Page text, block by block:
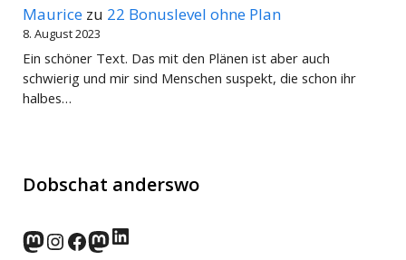
Maurice zu 22 Bonuslevel ohne Plan
8. August 2023
Ein schöner Text. Das mit den Plänen ist aber auch
schwierig und mir sind Menschen suspekt, die schon ihr
halbes…
Dobschat anderswo
norden.social
Instagram
Facebook
wp-punks.social
LinkedIn